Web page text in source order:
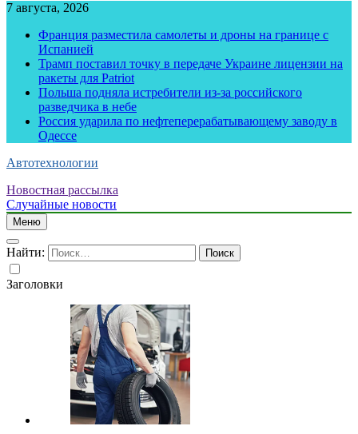
7 августа, 2026
Франция разместила самолеты и дроны на границе с
Испанией
Трамп поставил точку в передаче Украине лицензии на
ракеты для Patriot
Польша подняла истребители из-за российского
разведчика в небе
Россия ударила по нефтеперерабатывающему заводу в
Одессе
Автотехнологии
Новостная рассылка
Случайные новости
Меню
Найти:
Заголовки